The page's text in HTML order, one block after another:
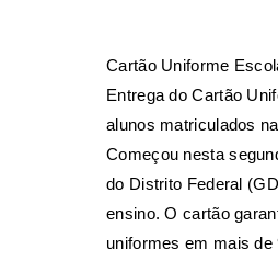
Cartão Uniforme
Entrega do Cartão
alunos matriculados
Começou nesta
do Distrito Federal
ensino. O cartão
uniformes em mais